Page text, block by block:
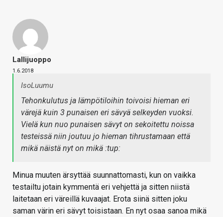
Lallijuoppo
1.6.2018
IsoLuumu
Tehonkulutus ja lämpötiloihin toivoisi hieman eri
värejä kuin 3 punaisen eri sävyä selkeyden vuoksi.
Vielä kun nuo punaisen sävyt on sekoitettu noissa
testeissä niin joutuu jo hieman tihrustamaan että
mikä näistä nyt on mikä :tup:
Minua muuten ärsyttää suunnattomasti, kun on vaikka
testailtu jotain kymmentä eri vehjettä ja sitten niistä
laitetaan eri väreillä kuvaajat. Erota siinä sitten joku
saman värin eri sävyt toisistaan. En nyt osaa sanoa mikä